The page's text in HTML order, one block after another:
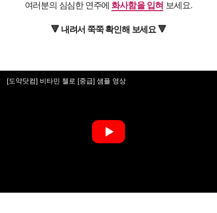
여러분의 심심한 연주에 화사함을 입혀 보세요.
🔻 내려서 쭉쭉 확인해 보세요 🔻
[도약닷컴] 비타민 첼로 [중급] 샘플 영상